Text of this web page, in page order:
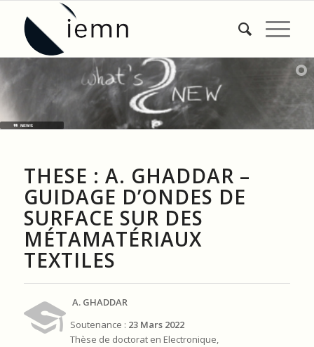
NEWS
THESE : A. GHADDAR –
GUIDAGE D’ONDES DE
SURFACE SUR DES
MÉTAMATÉRIAUX
TEXTILES
A. GHADDAR
Soutenance : 23 Mars 2022
Thèse de doctorat en Electronique,